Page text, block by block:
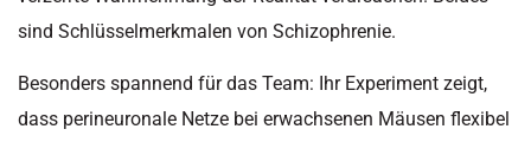
sind Schlüsselmerkmalen von Schizophrenie.
Besonders spannend für das Team: Ihr Experiment zeigt,
dass perineuronale Netze bei erwachsenen Mäusen flexibel